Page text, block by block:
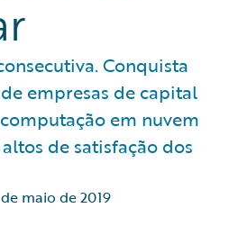
Conquista
empresas de capital
em nuvem
de satisfação dos
maio de 2019